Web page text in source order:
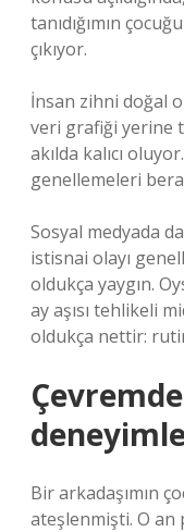
tanıdığımın
çıkıyor.
İnsan zihni doğal
veri grafiği yerine
akılda kalıcı
genellemeleri
Sosyal medyada
istisnai olayı
oldukça yaygın.
ay aşısı tehlikeli
oldukça nettir:
Bir arkadaşımın
ateşlenmişti. O